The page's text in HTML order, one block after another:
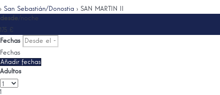
› San Sebastián/Donostia › SAN MARTIN II
desde /noche
175 €
Fechas
Fechas
Añadir fechas
Adultos
1